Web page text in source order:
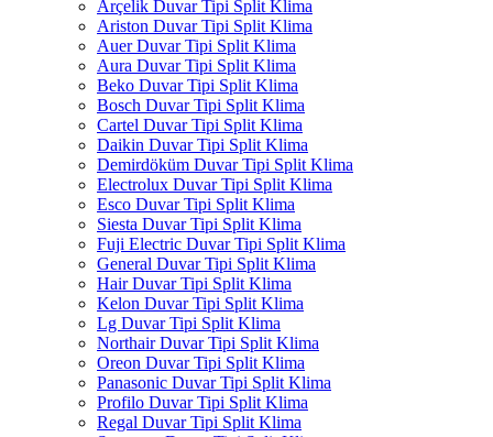
Arçelik Duvar Tipi Split Klima
Ariston Duvar Tipi Split Klima
Auer Duvar Tipi Split Klima
Aura Duvar Tipi Split Klima
Beko Duvar Tipi Split Klima
Bosch Duvar Tipi Split Klima
Cartel Duvar Tipi Split Klima
Daikin Duvar Tipi Split Klima
Demirdöküm Duvar Tipi Split Klima
Electrolux Duvar Tipi Split Klima
Esco Duvar Tipi Split Klima
Siesta Duvar Tipi Split Klima
Fuji Electric Duvar Tipi Split Klima
General Duvar Tipi Split Klima
Hair Duvar Tipi Split Klima
Kelon Duvar Tipi Split Klima
Lg Duvar Tipi Split Klima
Northair Duvar Tipi Split Klima
Oreon Duvar Tipi Split Klima
Panasonic Duvar Tipi Split Klima
Profilo Duvar Tipi Split Klima
Regal Duvar Tipi Split Klima